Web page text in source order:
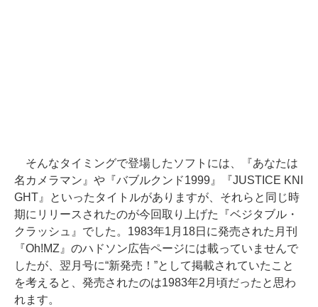
そんなタイミングで登場したソフトには、『あなたは
名カメラマン』や『バブルクンド1999』『JUSTICE KNI
GHT』といったタイトルがありますが、それらと同じ時
期にリリースされたのが今回取り上げた『ベジタブル・
クラッシュ』でした。1983年1月18日に発売された月刊
『Oh!MZ』のハドソン広告ページには載っていませんで
したが、翌月号に“新発売！”として掲載されていたこと
を考えると、発売されたのは1983年2月頃だったと思わ
れます。